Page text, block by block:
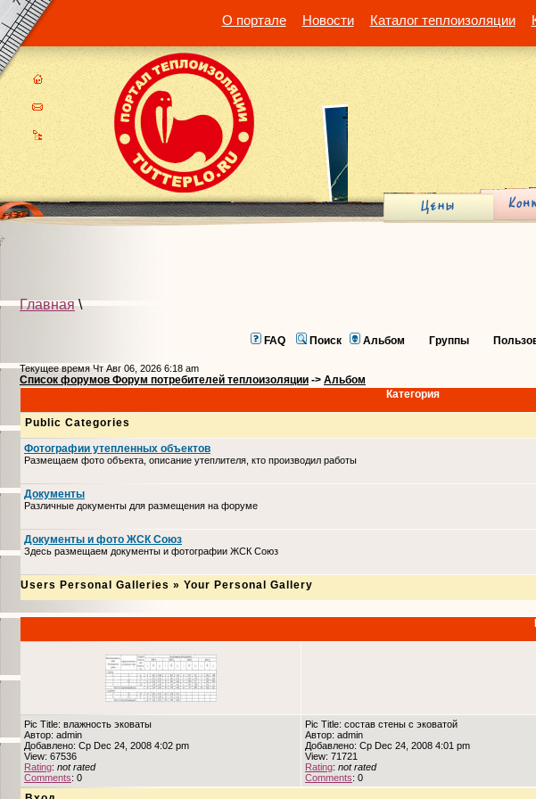
О портале Новости Каталог теплоизоляции
Главная\
FAQ Поиск Альбом Группы
Текущее время Чт Авг 06, 2026 6:18 am
Список форумов Форум потребителей теплоизоляции -> Альбом
Категория
Public Categories
Фотографии утепленных объектов
Размещаем фото объекта, описание утеплителя, кто производил работы
Документы
Различные документы для размещения на форуме
Документы и фото ЖСК Союз
Здесь размещаем документы и фотографии ЖСК Союз
Users Personal Galleries » Your Personal Gallery
Pic Title: влажность эковаты
Автор: admin
Добавлено: Ср Dec 24, 2008 4:02 pm
View: 67536
Rating: not rated
Comments: 0
Pic Title: состав стены с эковатой
Автор: admin
Добавлено: Ср Dec 24, 2008 4:01 pm
View: 71721
Rating: not rated
Comments: 0